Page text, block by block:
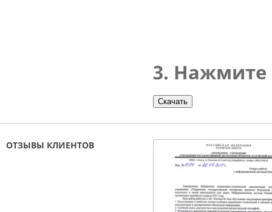
3. Нажмите
ОТЗЫВЫ КЛИЕНТОВ